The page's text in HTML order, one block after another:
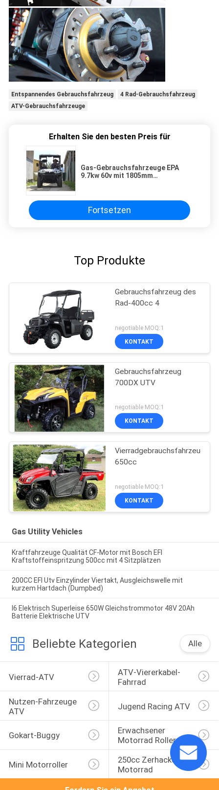
Entspannendes Gebrauchsfahrzeug
4 Rad-Gebrauchsfahrzeug
ATV-Gebrauchsfahrzeuge
Erhalten Sie den besten Preis für
Gas-Gebrauchsfahrzeuge EPA
9.7kw 60v mit 1805mm
Fortsetzen
Top Produkte
Gebrauchsfahrzeug des
Rad-400cc 4
negotiable MOQ:1
KONTAKT
Gebrauchsfahrzeug
700DX UTV
negotiable MOQ:1
KONTAKT
Vierradgebrauchsfahrzeug
650cc
negotiable MOQ:1
KONTAKT
Gas Utility Vehicles
Kraftfahrzeuge Qualität CF-Motor mit Bosch EFI
Kraftstoffeinspritzung 500cc mit 4 Sitzplätzen
200CC EFI Utv Einzylinder Viertakt, Ausgleichswelle mit
kurzem Hartdach (Dumpbed)
I6 Elektrisch Superleise 650W Gleichstrommotor 48V 20Ah
Batterie Elektrische UTV
Beliebte Kategorien Alle
Vierrad-ATV
ATV-Viererkabel-
Fahrrad
Nutzen-Fahrzeuge
ATV
Jugend Racing ATV
Gokart-Buggy
Erwachsener
Motorrad Roller
Mini Motorroller
250cc Zerhacker
Motorrad